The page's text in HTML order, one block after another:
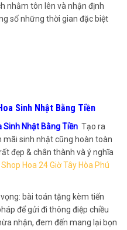
nhằm tôn lên và nhận định
số những thời gian đặc biệt
Sinh Nhật Bằng Tiền
Sinh Nhật Bằng Tiền Tạo ra
mãi sinh nhật cũng hoàn toàn
đẹp & chân thành và ý nghĩa
Shop Hoa 24 Giờ Tây Hòa Phú
bài toán tặng kèm tiến
để gửi đi thông điệp chiều
nhận, đem đến mang lại bọn